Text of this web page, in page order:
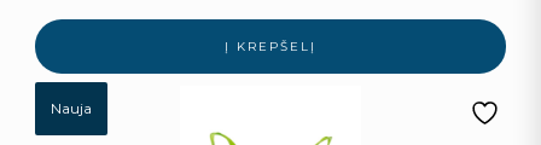
Į KREPŠELĮ
Nauja